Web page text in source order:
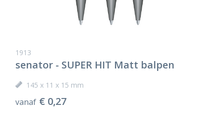
1913
senator - SUPER HIT Matt balpen
145 x 11 x 15 mm
vanaf € 0,27